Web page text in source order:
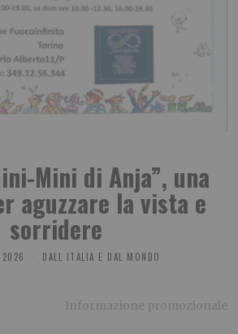
Mini di Anja”, una
aguzzare la vista e
sorridere
DALL ITALIA E DAL MONDO
Informazione promozionale